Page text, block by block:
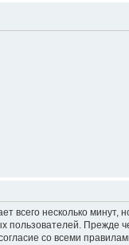
всего несколько
Прежде
со всеми